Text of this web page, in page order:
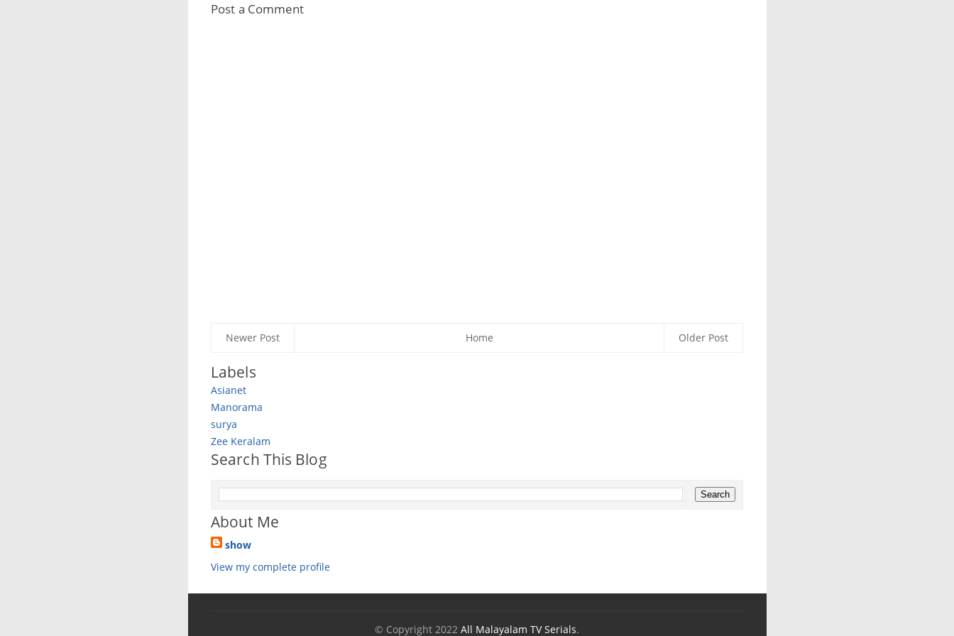
Post a Comment
Newer Post Older Post
Home
Labels
Asianet
Manorama
surya
Zee Keralam
Search This Blog
About Me
show
View my complete profile
© Copyright 2022 All Malayalam TV Serials.